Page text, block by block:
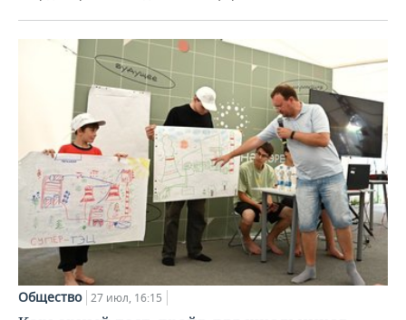
Общество 27 июл, 16:15